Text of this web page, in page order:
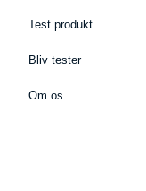
Test produkt
Bliv tester
Om os